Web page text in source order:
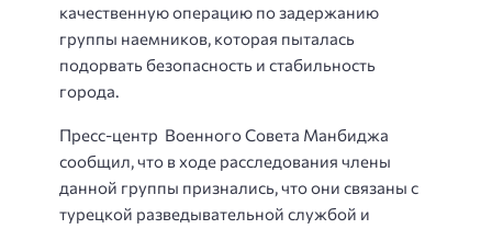
качественную операцию по задержанию
группы наемников, которая пыталась
подорвать безопасность и стабильность
города.
Пресс-центр Военного Совета Манбиджа
сообщил, что в ходе расследования члены
данной группы признались, что они связаны с
турецкой разведывательной службой и